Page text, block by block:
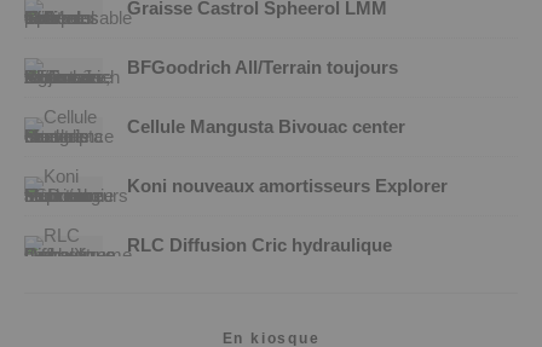
Graisse Castrol Spheerol LMM
BFGoodrich All/Terrain toujours
Cellule Mangusta Bivouac center
Koni nouveaux amortisseurs Explorer
RLC Diffusion Cric hydraulique
En kiosque